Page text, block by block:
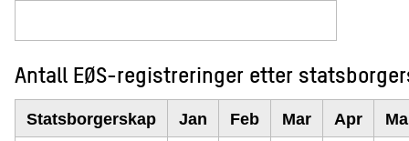
Antall EØS-registreringer etter
Statsborgerskap Jan Feb Mar Apr